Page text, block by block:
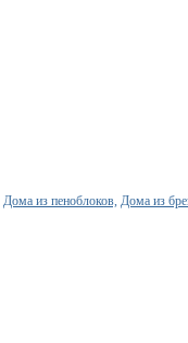
Дома из пеноблоков, Дома из